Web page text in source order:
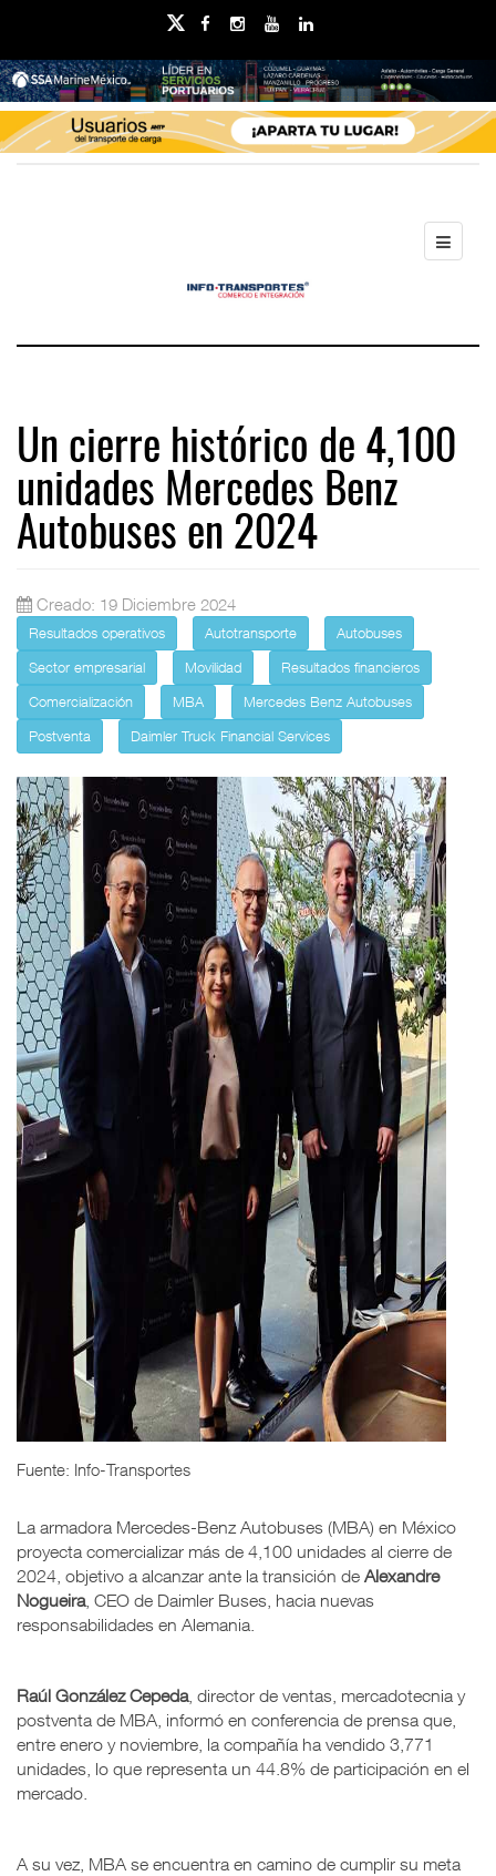
Un cierre histórico de 4,100
unidades Mercedes Benz
Autobuses en 2024
Creado: 19 Diciembre 2024
Resultados operativos Autotransporte
Autobuses
Sector empresarial
Movilidad
Resultados financieros
Comercialización
MBA
Mercedes Benz Autobuses
Postventa
Daimler Truck Financial Services
Fuente: Info-Transportes
La armadora Mercedes-Benz Autobuses (MBA) en México
proyecta comercializar más de 4,100 unidades al cierre de
2024, objetivo a alcanzar ante la transición de Alexandre
Nogueira, CEO de Daimler Buses, hacia nuevas
responsabilidades en Alemania.
Raúl González Cepeda, director de ventas, mercadotecnia y
postventa de MBA, informó en conferencia de prensa que,
entre enero y noviembre, la compañía ha vendido 3,771
unidades, lo que representa un 44.8% de participación en el
mercado.
A su vez, MBA se encuentra en camino de cumplir su meta